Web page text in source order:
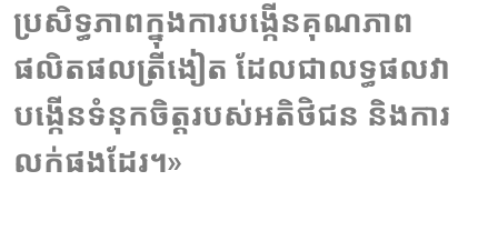
ប្រសិទ្ធភាពក្នុងការបង្កើនគុណភាព
ផលិតផលត្រីងៀត ដែលជាលទ្ធផលវា​
បង្កើនទំនុកចិត្តរបស់អតិថិជន និងការ
លក់ផងដែរ​។»​